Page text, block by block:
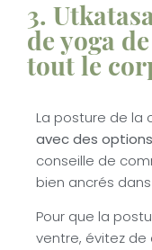
3.
de yoga
tout le
La posture de la
avec des
conseille de
bien ancrés dans
Pour que la
ventre, évitez de